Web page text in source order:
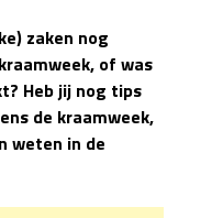
zaken nog
of was
Heb jij nog tips
de kraamweek,
weten in de